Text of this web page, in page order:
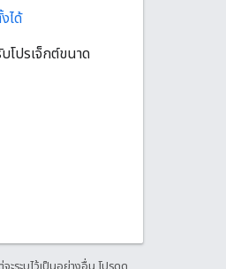
ได้
โปรเจ็กต์ขนาด
จะระบุไว้เป็นอย่างอื่น โปรดดู